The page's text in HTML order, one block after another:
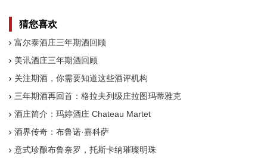
猜您喜欢
富尔泰酒庄三年期酒回顾
美讯酒庄三年期酒回顾
关注期酒，你需要知道这些酒评机构
三年期酒再回首：格拉夫列级庄拉图玛蒂雅克
酒庄简介：玛婷酒庄 Chateau Martet
酒界传奇：布鲁诺·嘉科萨
意式珍酿布鲁奈罗，托斯卡纳璀璨明珠